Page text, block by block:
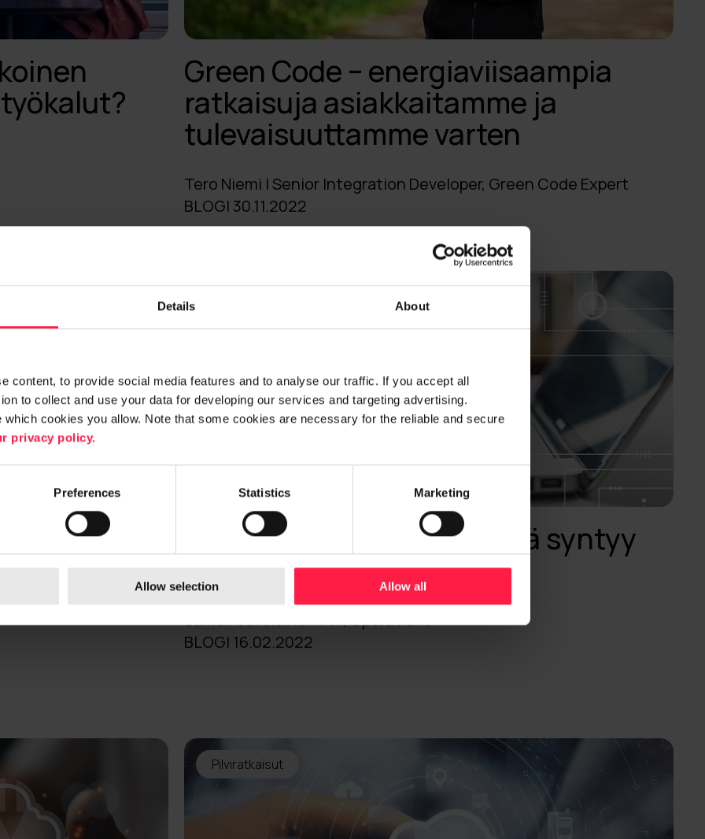
Details About
content, to provide social media features and to analyse our traffic. If you accept all
to collect and use your data for developing our services and targeting advertising.
cookies you allow. Note that some cookies are necessary for the reliable and secure
privacy policy.
Preferences Statistics Marketing
Allow selection Allow all
Green Code – energiaviisaampia
ratkaisuja asiakkaitamme ja
tulevaisuuttamme varten
Tero Niemi | Senior Integration Developer, Green Code Expert
BLOGI 30.11.2022
Pilviympäristössä säästöjä syntyy
jatkuvalla monitoroinnilla
Samuli Savolainen | VP, Operations
BLOGI 16.02.2022
Pilviratkaisut